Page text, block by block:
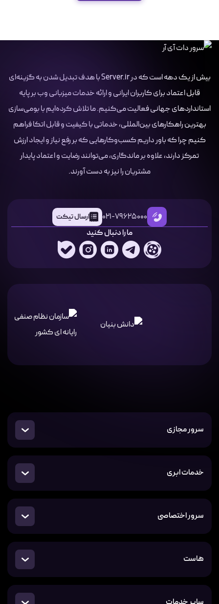
بیش از یک دهه است که در Server.ir با هدف تبدیل شدن به گزینه‌ای
قابل اعتماد برای کاربران ایرانی و ارائه خدمات میزبانی وب بر پایه
استانداردهای جهانی فعالیت می‌کنیم. ما تلاش کرده‌ایم با بومی‌سازی
بهترین راهکارهای بین‌المللی، خدماتی با کیفیت و قابل اتکا فراهم
کنیم چرا که باور داریم کسب‌وکارهایی که بر رفع نیاز و ایجاد ارزش
تمرکز دارند، علاوه بر ماندگاری، می‌توانند رضایت و اعتماد پایدار
مشتریان را نیز به دست آورند.
021-79625000 ارسال تیکت
ما را دنبال کنید
سرور مجازی
خدمات ابری
سرور اختصاصی
هاست